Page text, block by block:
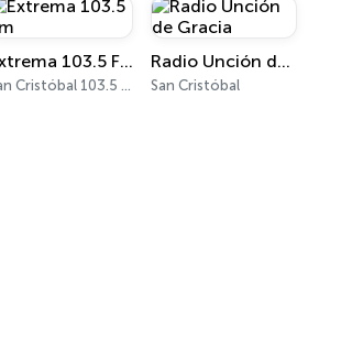
Extrema 103.5 Fm
San Cristóbal 103.5 FM
Radio Unción de Gracia
San Cristóbal